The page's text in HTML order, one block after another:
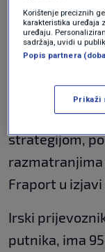
zračnoj luci
povezana s
strategijom,
razmatranjima
Fraport u
Irski
putnika, ima
Korištenje preciznih
karakteristika uređaja
uređaju.
sadržaja, uvidi u
Popis partnera
Prikaži